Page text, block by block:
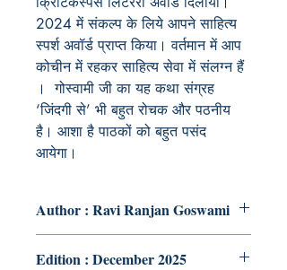
2024 में संकल्प के लिये आपने साहित्य
स्पर्श अवॉर्ड प्राप्त किया। वर्तमान में आप
कोचीन में रहकर साहित्य सेवा में संलग्न हैं
। गोस्वामी जी का यह कथा संग्रह
‘जिंदगी से’ भी बहुत रोचक और पठनीय
है। आशा है पाठकों को बहुत पसंद
आयेगा।
Author : Ravi Ranjan Goswami
Edition : December 2025